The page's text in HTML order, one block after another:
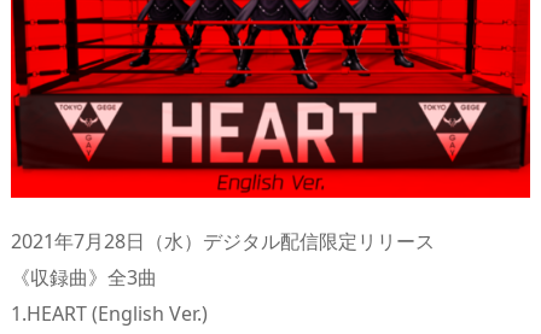
2021年7月28日（水）デジタル配信限定リリース
《収録曲》全3曲
1.HEART (English Ver.)